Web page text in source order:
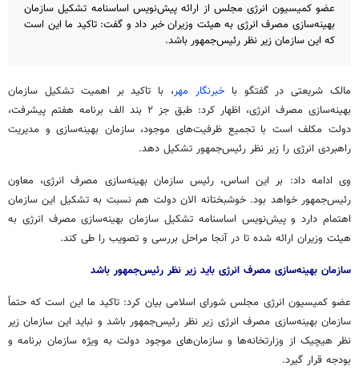
عضو کمیسیون انرژی مجلس از ارائه پیش‌نویس اساسنامه تشکیل سازمان
بهینه‌سازی مصرف انرژی به هیئت وزیران خبر داد و گفت: تاکید ما این است
که این سازمان زیر نظر رئیس‌جمهور باشد.
مالک شریعتی در گفتگو باخبرنگار مهر، با تاکید بر اهمیت تشکیل سازمان
بهینه‌سازی مصرف انرژی، اظهار کرد: طبق جز ۲ بند الف برنامه هفتم پیشرفت،
دولت مکلف است با تجمیع ظرفیت‌های موجود، سازمان بهینه‌سازی و مدیریت
راهبردی انرژی را زیر نظر رئیس‌جمهور تشکیل دهد.
وی ادامه داد: بر این اساس، رئیس سازمان بهینه‌سازی مصرف انرژی، معاون
رئیس‌جمهور خواهد بود. خوشبختانه الان دولت هم نسبت به تشکیل این سازمان
اهتمام دارد و پیش‌نویس اساسنامه تشکیل سازمان بهینه‌سازی مصرف انرژی به
هیئت وزیران ارائه شده تا در آنجا مراحل بررسی و تصویب را طی کند.
سازمان بهینه‌سازی مصرف انرژی باید زیر نظر رئیس‌جمهور باشد
عضو کمیسیون انرژی مجلس شورای اسلامی بیان کرد: تاکید ما این است که حتماً
سازمان بهینه‌سازی مصرف انرژی زیر نظر رئیس‌جمهور باشد و نباید این سازمان زیر
نظر هیچیک از وزارتخانه‌ها و سازمان‌های موجود دولت به ویژه سازمان برنامه و
بودجه قرار گیرد.